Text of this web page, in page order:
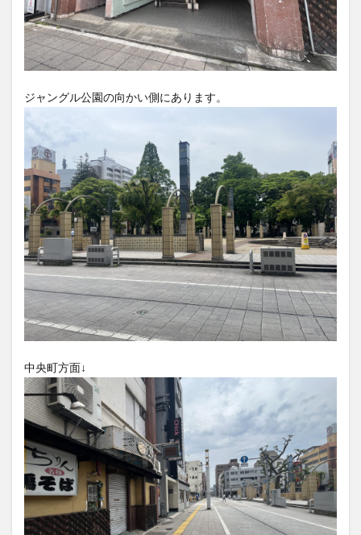
ジャングル公園の向かい側にあります。
中央町方面↓
古着
台湾料理 和定食 和菓子
和食
国東市
地獄めぐり 城島高原パーク
壁画
夏祭り
外貨両替機
大分みなと祭り
大分三好ヴァイセアドラー
大分市
大分市美術館
大分駅近く
大神ファーム
大谷翔平選手
姫島村
子ども教室 子ども服
子育て
宇佐市
居酒屋 屋台
平和市民公園能楽堂
庄内町カフェ
府内 投票 挾間町
新幹線
日出 日出町 日田市
昆虫食
明豊
書店 期間限定 本
杵築市
津久見市
海開き 温泉 湧水
湯布院
滝
漢方 炭火焼き 焼き菓子
犬
磨崖仏
移転
竹田 竹田市 竹田市ディナー
紅葉
絵本
自動販売機 自転車 臼杵市
舞台
芋
花 花火 茶碗蒸し 蕎麦
虹
衆議院選挙
複合公共施設 観光
観光スポット
話題
豊後大野 豊後大野市
豊後高田市
買い物
車 農業文化公園
道の駅